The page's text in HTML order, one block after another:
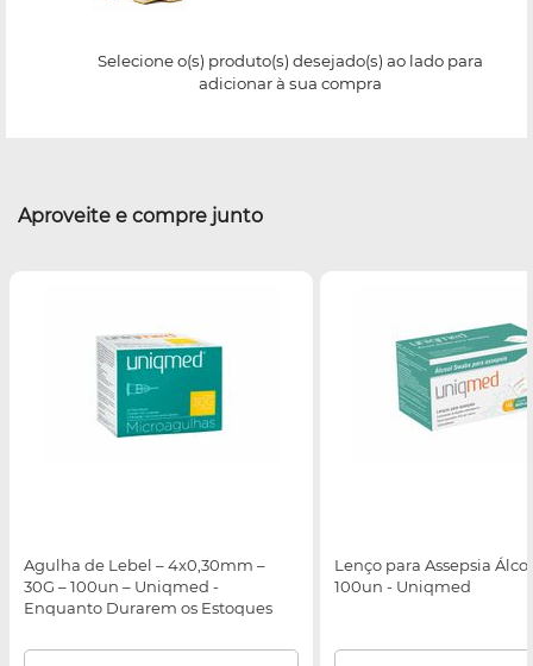
Selecione o(s) produto(s) desejado(s) ao lado para
adicionar à sua compra
Aproveite e compre junto
Agulha de Lebel – 4x0,30mm –
30G – 100un – Uniqmed -
Enquanto Durarem os Estoques
Lenço para Assepsia
100un - Uniqmed